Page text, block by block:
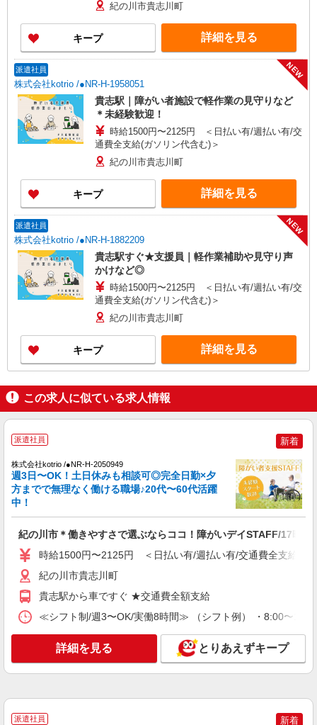
紀の川市貴志川町
キープ 詳細を見る
派遣社員
株式会社kotrio /●NR-H-1958051
NEW
貴志駅｜障がい者施設で軽作業の見守りなど
＊未経験歓迎！
時給1500円〜2125円 ＜日払い有/週払い有/交
通費全支給(ガソリン代含む)＞
紀の川市貴志川町
キープ 詳細を見る
派遣社員
株式会社kotrio /●NR-H-1882209
NEW
貴志駅すぐ★支援員｜軽作業補助や見守り声
かけなど◎
時給1500円〜2125円 ＜日払い有/週払い有/交
通費全支給(ガソリン代含む)＞
紀の川市貴志川町
キープ 詳細を見る
この求人に似ている求人情報
派遣社員 新着
株式会社kotrio /●NR-H-2050949
週3日〜OK！土日休みも相談可◎完全日勤×夕
方までで無理なく働ける職場♪20代〜60代活躍
中！
紀の川市＊働きやすさで選ぶならココ！障がいデイSTAFF/17時定
時給1500円〜2125円 ＜日払い有/週払い有/交通費全支給(ガ
紀の川市貴志川町
貴志駅から車ですぐ ★交通費全額支給
≪シフト制/週3〜OK/実働8時間≫ （シフト例） ・8:00〜
詳細を見る とりあえずキープ
派遣社員 新着